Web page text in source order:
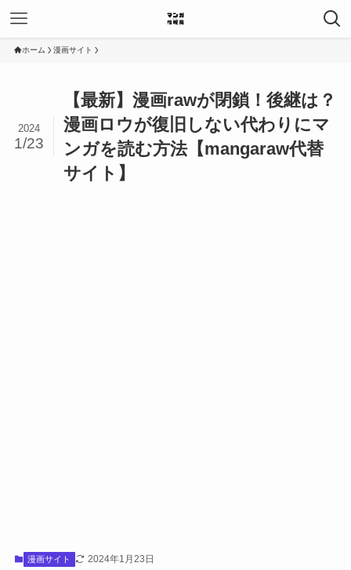
ホーム 漫画サイト
【最新】漫画rawが閉鎖！後継は？
漫画ロウが復旧しない代わりにマ
ンガを読む方法【mangaraw代替
サイト】
2024
1/23
漫画サイト 2024年1月23日